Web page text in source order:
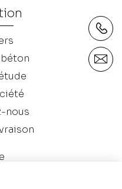
béton
nous